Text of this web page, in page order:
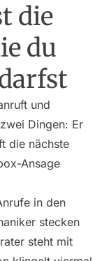
die
du
und
Dingen: Er
die nächste
Ansage
in den
stecken
steht mit